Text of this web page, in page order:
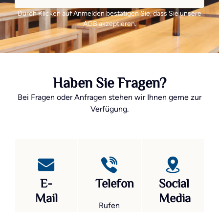
Durch Klicken auf Anmelden bestätigen Sie, dass Sie unsere
AGB akzeptieren.
Haben Sie Fragen?
Bei Fragen oder Anfragen stehen wir Ihnen gerne zur
Verfügung.
E-
Mail
Telefon
Rufen
Social
Media